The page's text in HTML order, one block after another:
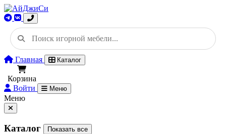
Главная Каталог
Корзина
Войти
Меню
Меню
Каталог Показать все